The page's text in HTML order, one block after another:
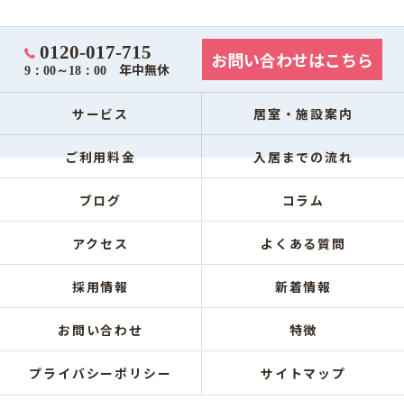
0120-017-715
9：00～18：00 年中無休 お問い合わせはこちら
サービス 居室・施設案内
ご利用料金 入居までの流れ
ブログ コラム
アクセス よくある質問
採用情報 新着情報
お問い合わせ 特徴
プライバシーポリシー サイトマップ